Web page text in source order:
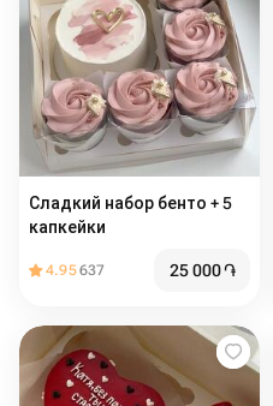
Сладкий набор бенто + 5
капкейки
4.95637 25 000֏